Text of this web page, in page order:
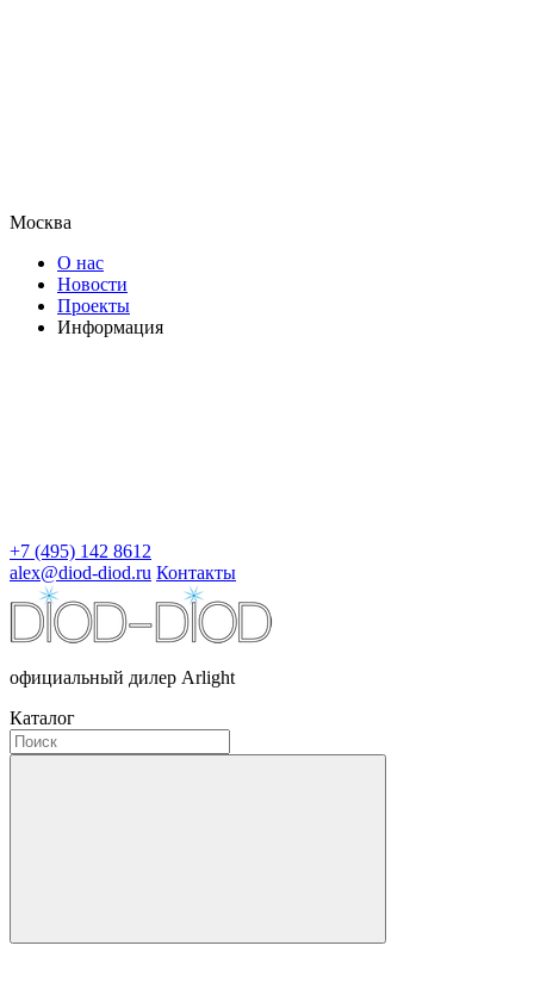
Москва
О нас
Новости
Проекты
Информация
+7 (495) 142 8612
alex@diod-diod.ru Контакты
официальный дилер Arlight
Каталог